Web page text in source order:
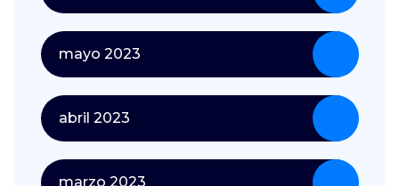
mayo 2023
abril 2023
marzo 2023